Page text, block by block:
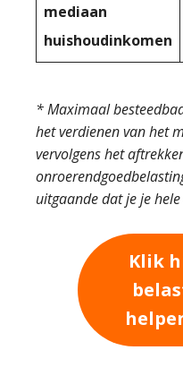
mediaan
huishoudinkomen
* Maximaal
het verdienen van het
vervolgens het
uitgaande dat je je
Klik